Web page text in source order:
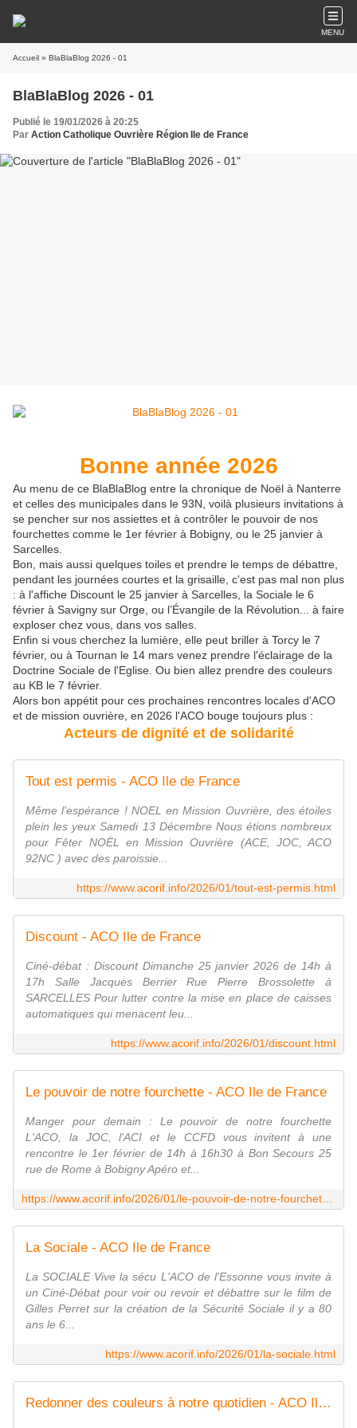
MENU
Accueil » BlaBlaBlog 2026 - 01
BlaBlaBlog 2026 - 01
Publié le 19/01/2026 à 20:25
Par Action Catholique Ouvrière Région Ile de France
Bonne année 2026
Au menu de ce BlaBlaBlog entre la chronique de Noël à Nanterre
et celles des municipales dans le 93N, voilà plusieurs invitations à
se pencher sur nos assiettes et à contrôler le pouvoir de nos
fourchettes comme le 1er février à Bobigny, ou le 25 janvier à
Sarcelles.
Bon, mais aussi quelques toiles et prendre le temps de débattre,
pendant les journées courtes et la grisaille, c'est pas mal non plus
: à l'affiche Discount le 25 janvier à Sarcelles, la Sociale le 6
février à Savigny sur Orge, ou l’Évangile de la Révolution... à faire
exploser chez vous, dans vos salles.
Enfin si vous cherchez la lumière, elle peut briller à Torcy le 7
février, ou à Tournan le 14 mars venez prendre l'éclairage de la
Doctrine Sociale de l'Eglise. Ou bien allez prendre des couleurs
au KB le 7 février.
Alors bon appétit pour ces prochaines rencontres locales d'ACO
et de mission ouvrière, en 2026 l'ACO bouge toujours plus :
Acteurs de dignité et de solidarité
Tout est permis - ACO Ile de France
Même l'espérance ! NOEL en Mission Ouvrière, des étoiles
plein les yeux Samedi 13 Décembre Nous étions nombreux
pour Fêter NOËL en Mission Ouvrière (ACE, JOC, ACO
92NC ) avec des paroissie...
https://www.acorif.info/2026/01/tout-est-permis.html
Discount - ACO Ile de France
Ciné-débat : Discount Dimanche 25 janvier 2026 de 14h à
17h Salle Jacques Berrier Rue Pierre Brossolette à
SARCELLES Pour lutter contre la mise en place de caisses
automatiques qui menacent leu...
https://www.acorif.info/2026/01/discount.html
Le pouvoir de notre fourchette - ACO Ile de France
Manger pour demain : Le pouvoir de notre fourchette
L'ACO, la JOC, l'ACI et le CCFD vous invitent à une
rencontre le 1er février de 14h à 16h30 à Bon Secours 25
rue de Rome à Bobigny Apéro et...
La Sociale - ACO Ile de France
La SOCIALE Vive la sécu L'ACO de l'Essonne vous invite à
un Ciné-Débat pour voir ou revoir et débattre sur le film de
Gilles Perret sur la création de la Sécurité Sociale il y a 80
ans le 6...
https://www.acorif.info/2026/01/la-sociale.html
Redonner des couleurs à notre quotidien - ACO Ile de France